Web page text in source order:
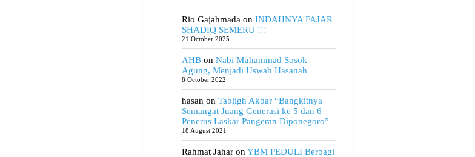
Rio Gajahmadaon INDAHNYA FAJAR
SHADIQ SEMERU !!!
21 October 2025
AHBon Nabi Muhammad Sosok
Agung, Menjadi Uswah Hasanah
8 October 2022
hasanon Tabligh Akbar “Bangkitnya
Semangat Juang Generasi ke 5 dan 6
Penerus Laskar Pangeran Diponegoro”
18 August 2021
Rahmat JaharonYBM PEDULI Berbagi